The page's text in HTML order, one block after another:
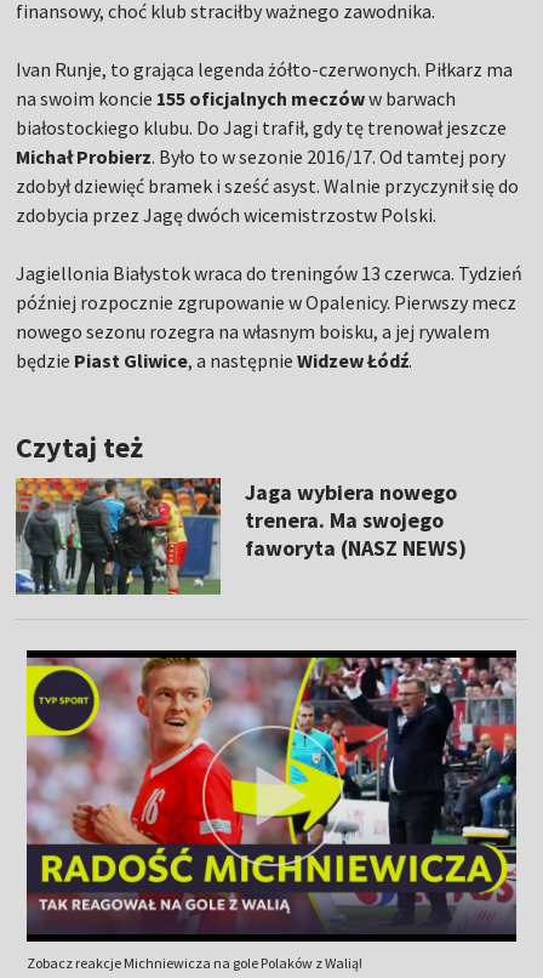
finansowy, choć klub straciłby ważnego zawodnika.
Ivan Runje, to grająca legenda żółto-czerwonych. Piłkarz ma
na swoim koncie 155 oficjalnych meczóww barwach
białostockiego klubu. Do Jagi trafił, gdy tę trenował jeszcze
Michał Probierz. Było to w sezonie 2016/17. Od tamtej pory
zdobył dziewięć bramek i sześć asyst. Walnie przyczynił się do
zdobycia przez Jagę dwóch wicemistrzostw Polski.
Jagiellonia Białystok wraca do treningów 13 czerwca. Tydzień
później rozpocznie zgrupowanie w Opalenicy. Pierwszy mecz
nowego sezonu rozegra na własnym boisku, a jej rywalem
będzie Piast Gliwice, a następnieWidzew Łódź.
Czytaj też
Jaga wybiera nowego
trenera. Ma swojego
faworyta (NASZ NEWS)
Zobacz reakcje Michniewicza na gole Polaków z Walią!